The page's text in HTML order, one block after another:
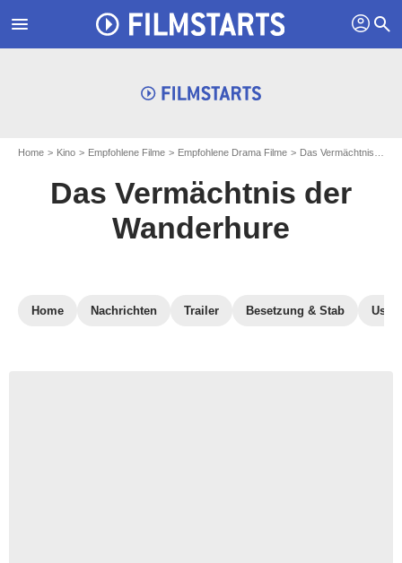
menu profil search
Home Kino Empfohlene Filme Empfohlene Drama Filme Das Vermächtnis der Wanderhure
Das Vermächtnis der
Wanderhure
Home Nachrichten Trailer Besetzung & Stab